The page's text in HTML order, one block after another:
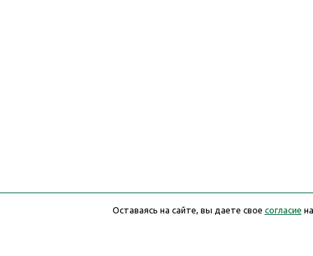
Оставаясь на сайте, вы даете свое согласие